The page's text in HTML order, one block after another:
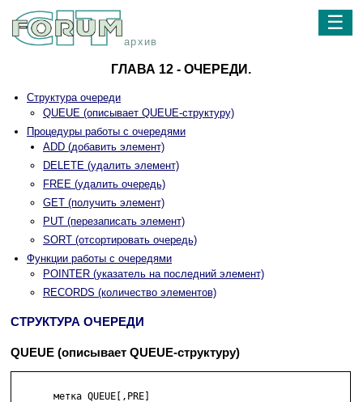
архив
☰
ГЛАВА 12 - ОЧЕРЕДИ.
Структура очереди
QUEUE (описывает QUEUE-структуру)
Процедуры работы с очередями
ADD (добавить элемент)
DELETE (удалить элемент)
FREE (удалить очередь)
GET (получить элемент)
PUT (перезаписать элемент)
SORT (отсортировать очередь)
Функции работы с очередями
POINTER (указатель на последний элемент)
RECORDS (количество элементов)
СТРУКТУРА ОЧЕРЕДИ
QUEUE (описывает QUEUE-структуру)
       метка QUEUE[,PRE]